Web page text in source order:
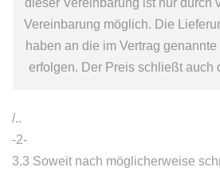
dieser Vereinbarung ist nur durch
Vereinbarung möglich. Die
haben an die im Vertrag
erfolgen. Der Preis schließt auch
/..
-2-
3.3 Soweit nach möglicherweise